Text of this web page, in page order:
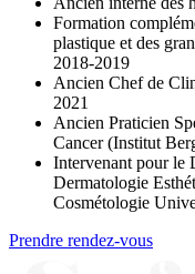
Formation
plastique et des
2018-2019
Ancien Chef de
2021
Ancien Praticien
Cancer (Institut
Intervenant pour le
Dermatologie
Cosmétologie
Prendre rendez-vous